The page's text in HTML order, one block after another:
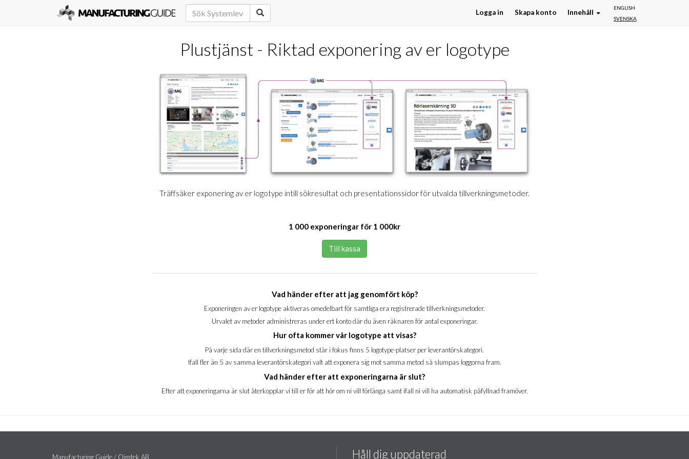
ENGLISH
SVENSKA
Logga in Skapa konto Innehåll
Plustjänst - Riktad exponering av er logotype
Träffsäker exponering av er logotype intill sökresultat och presentationssidor för utvalda tillverkningsmetoder.
1 000 exponeringar för 1 000kr
Till kassa
Vad händer efter att jag genomfört köp?
Exponeringen av er logotype aktiveras omedelbart för samtliga era registrerade tillverkningsmetoder.
Urvalet av metoder administreras under ert konto där du även räknaren för antal exponeringar.
Hur ofta kommer vår logotype att visas?
På varje sida där en tillverkningsmetod står i fokus finns 5 logotype-platser per leverantörskategori.
Ifall fler än 5 av samma leverantörskategori valt att exponera sig mot samma metod så slumpas loggorna fram.
Vad händer efter att exponeringarna är slut?
Efter att exponeringarna är slut återkopplar vi till er för att hör om ni vill förlänga samt ifall ni vill ha automatisk påfyllnad framöver.
Manufacturing Guide / Qimtek AB Håll dig uppdaterad